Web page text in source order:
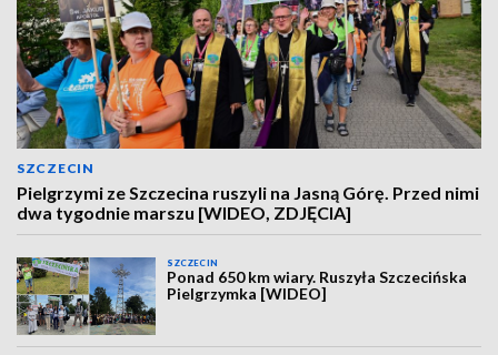
SZCZECIN
Pielgrzymi ze Szczecina ruszyli na Jasną Górę. Przed nimi
dwa tygodnie marszu [WIDEO, ZDJĘCIA]
SZCZECIN
Ponad 650 km wiary. Ruszyła Szczecińska
Pielgrzymka [WIDEO]